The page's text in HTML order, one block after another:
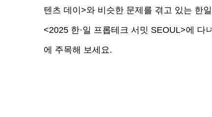
텐츠 데이>와 비슷한 문제를 겪고 있는 한
<2025 한·일 프롭테크 서밋 SEOUL>에 다
에 주목해 보세요.